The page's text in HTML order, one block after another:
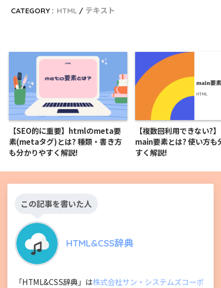
CATEGORY : HTML テキスト
【SEO的に重要】htmlのmeta要
素(metaタグ)とは? 種類・書き方
も分かりやすく解説!
【複数回利用できない?
main要素とは? 使い方も
すく解説!
この記事を書いた人
HTML&CSS辞典
「HTML&CSS辞典」は株式会社サン・システムズコーポ